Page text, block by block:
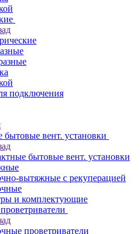
подключения
вент. установки
бытовые вент. установки
вытяжные с рекуперацией
и комплектующие
проветриватели